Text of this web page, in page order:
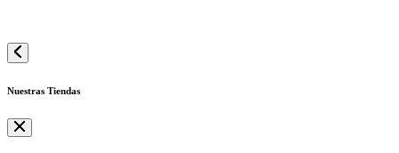
Nuestras Tiendas